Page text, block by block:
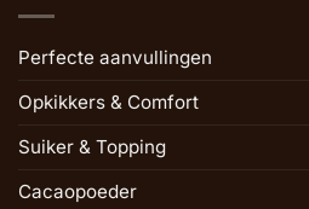
Perfecte aanvullingen
Opkikkers & Comfort
Suiker & Topping
Cacaopoeder